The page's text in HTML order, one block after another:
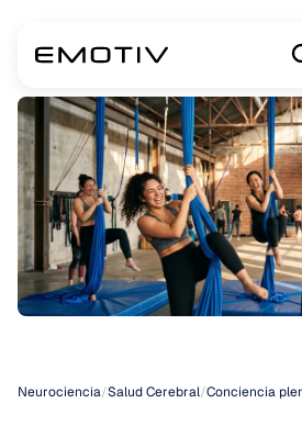
Neurociencia/Salud Cerebral/Conciencia